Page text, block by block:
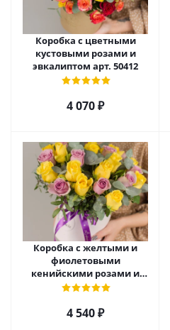
Коробка с цветными
кустовыми розами и
эвкалиптом арт. 50412
4 070₽
Коробка с желтыми и
фиолетовыми
кенийскими розами и
эвкалиптом арт. 50536
4 540₽